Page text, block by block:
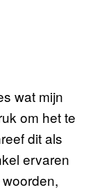
wat mijn
om het te
dit als
ervaren